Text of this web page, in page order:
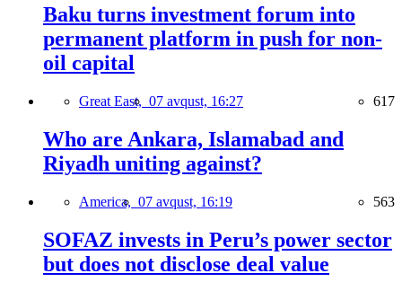
Baku turns investment forum into
permanent platform in push for non-
oil capital
Great East, 07 avqust, 16:27 617
Who are Ankara, Islamabad and
Riyadh uniting against?
America, 07 avqust, 16:19 563
SOFAZ invests in Peru’s power sector
but does not disclose deal value